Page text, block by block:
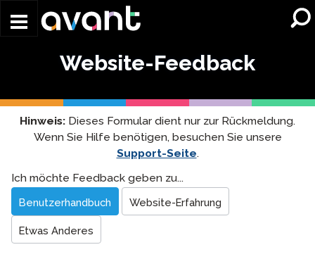
Website-Feedback
Hinweis: Dieses Formular dient nur zur Rückmeldung.
Wenn Sie Hilfe benötigen, besuchen Sie unsere
Support-Seite.
Website
Feedback
Ich möchte Feedback geben zu...
Benutzerhandbuch Website-Erfahrung
Etwas Anderes